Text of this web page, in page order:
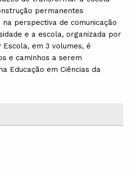
permanentes
perspectiva de comunicação
e a escola, organizada por
em 3 volumes, é
e caminhos a serem
Educação em Ciências da